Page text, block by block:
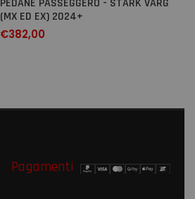
PEDANE PASSEGGERO - STARK VARG
(MX ED EX) 2024+
€382,00
Pagamenti